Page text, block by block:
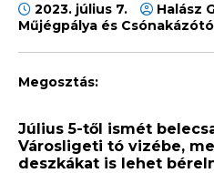
2023. július 7.
Halász
Műjégpálya és Csónakázótó
Megosztás:
Július 5-től ismét
Városligeti tó vizébe,
deszkákat is lehet